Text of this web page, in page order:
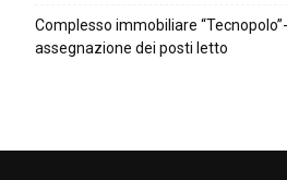
Complesso immobiliare
assegnazione dei posti letto